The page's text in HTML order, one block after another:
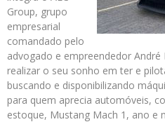
Group, grupo
empresarial
comandado pelo
advogado e empreendedor
realizar o seu sonho em ter e
buscando e disponibilizando
para quem aprecia automóveis,
estoque, Mustang Mach 1, ano e